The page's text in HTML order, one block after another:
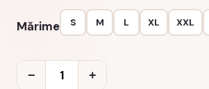
Mărime S M L XL XXL
−
Cantitate
+